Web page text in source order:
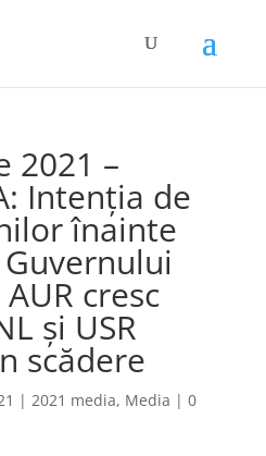
2021 –
Intenția de
înainte
cresc
și USR
scădere
| 2021 media, Media | 0